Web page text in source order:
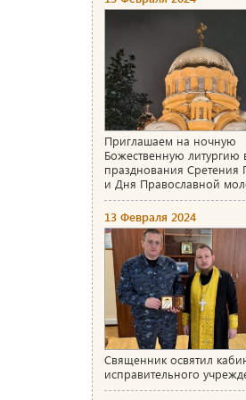
Приглашаем на ночную
Божественную литургию
празднования Сретения
и Дня Православной
13 Февраля 2024
Священник освятил
исправительного